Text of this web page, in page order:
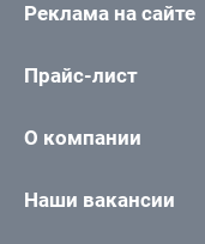
Реклама на сайте
Прайс-лист
О компании
Наши вакансии